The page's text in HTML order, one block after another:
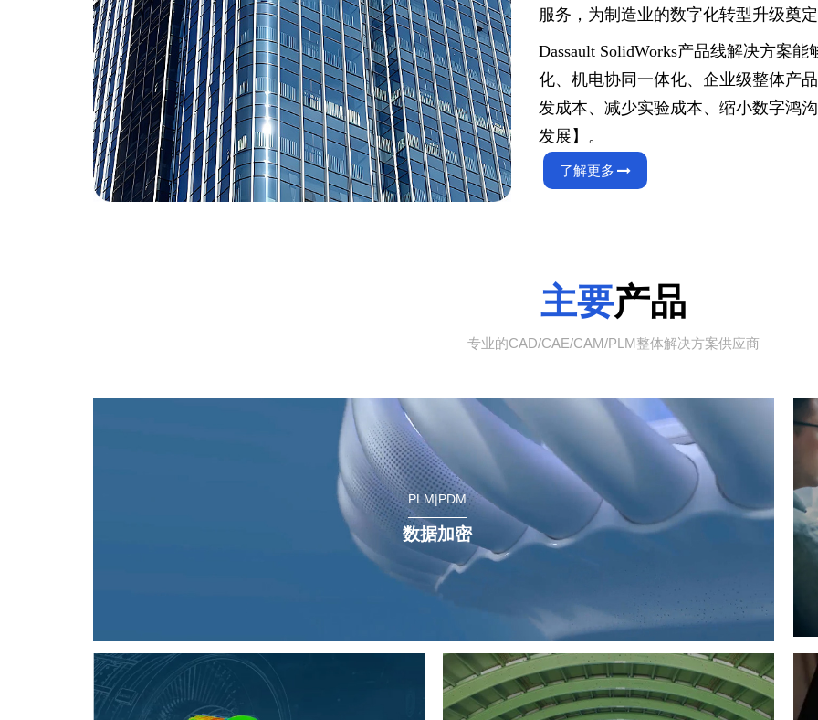
服务，为制造业的数字化转型升级奠
Dassault SolidWorks产品线解决方案能
化、机电协同一体化、企业级整体产
发成本、减少实验成本、缩小数字鸿
发展】。
了解更多
主要产品
专业的CAD/CAE/CAM/PLM整体解决方案供应商
PLM|PDM
数据加密